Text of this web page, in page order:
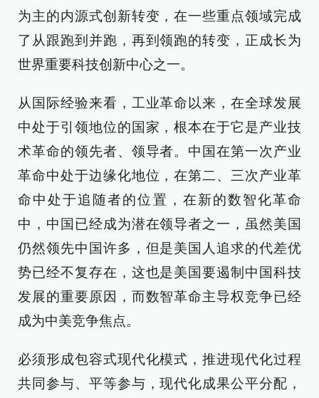
为主的内源式创新转变，在一些重点领域完成
了从跟跑到并跑，再到领跑的转变，正成长为
世界重要科技创新中心之一。
从国际经验来看，工业革命以来，在全球发展
中处于引领地位的国家，根本在于它是产业技
术革命的领先者、领导者。中国在第一次产业
革命中处于边缘化地位，在第二、三次产业革
命中处于追随者的位置，在新的数智化革命
中，中国已经成为潜在领导者之一，虽然美国
仍然领先中国许多，但是美国人追求的代差优
势已经不复存在，这也是美国要遏制中国科技
发展的重要原因，而数智革命主导权竞争已经
成为中美竞争焦点。
必须形成包容式现代化模式，推进现代化过程
共同参与、平等参与，现代化成果公平分配，